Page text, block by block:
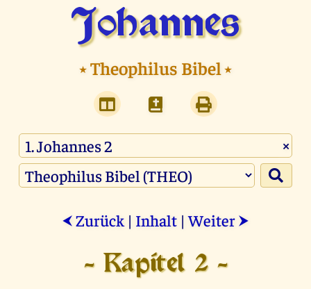
Johannes
⭑Theophilus Bibel⭑
×
⮜ Zurück | Inhalt |Weiter ⮞
- Kapitel 2 -